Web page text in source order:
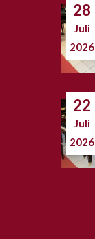
28
Juli
2026
22
Juli
2026